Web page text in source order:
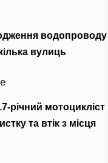
водопроводу
вулиць
річний мотоцикліст
та втік з місця